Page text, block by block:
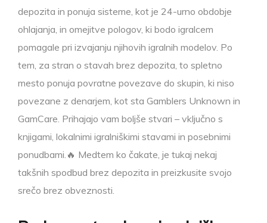
depozita in ponuja sisteme, kot je 24-urno obdobje
ohlajanja, in omejitve pologov, ki bodo igralcem
pomagale pri izvajanju njihovih igralnih modelov. Po
tem, za stran o stavah brez depozita, to spletno
mesto ponuja povratne povezave do skupin, ki niso
povezane z denarjem, kot sta Gamblers Unknown in
GamCare. Prihajajo vam boljše stvari – vključno s
knjigami, lokalnimi igralniškimi stavami in posebnimi
ponudbami.🔥 Medtem ko čakate, je tukaj nekaj
takšnih spodbud brez depozita in preizkusite svojo
srečo brez obveznosti.